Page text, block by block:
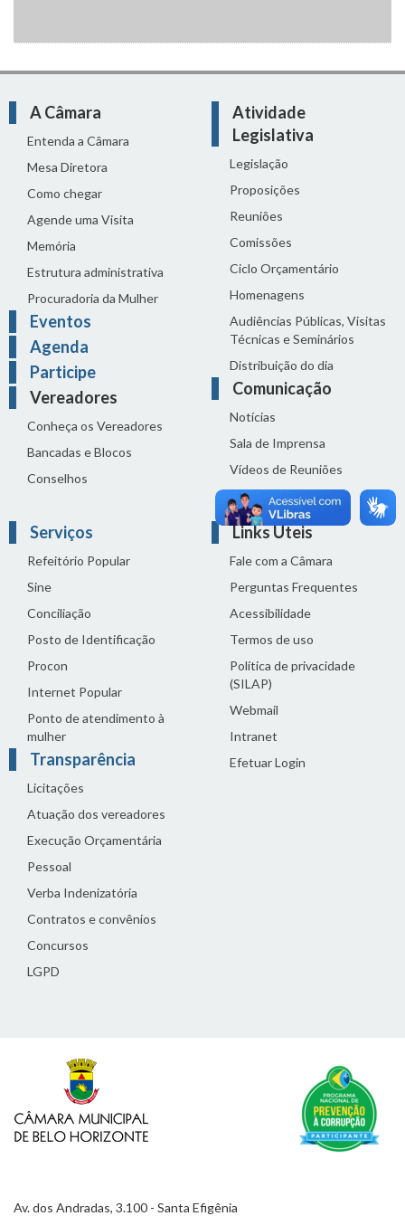
A Câmara
Entenda a Câmara
Mesa Diretora
Como chegar
Agende uma Visita
Memória
Estrutura administrativa
Procuradoria da Mulher
Eventos
Agenda
Participe
Vereadores
Conheça os Vereadores
Bancadas e Blocos
Conselhos
Atividade
Legislativa
Legislação
Proposições
Reuniões
Comissões
Ciclo Orçamentário
Homenagens
Audiências Públicas, Visitas
Técnicas e Seminários
Distribuição do dia
Comunicação
Notícias
Sala de Imprensa
Vídeos de Reuniões
Solenidades
Serviços
Refeitório Popular
Sine
Conciliação
Posto de Identificação
Procon
Internet Popular
Ponto de atendimento à
mulher
Transparência
Licitações
Atuação dos vereadores
Execução Orçamentária
Pessoal
Verba Indenizatória
Contratos e convênios
Concursos
LGPD
Links Úteis
Fale com a Câmara
Perguntas Frequentes
Acessibilidade
Termos de uso
Política de privacidade
(SILAP)
Webmail
Intranet
Efetuar Login
Av. dos Andradas, 3.100 - Santa Efigênia